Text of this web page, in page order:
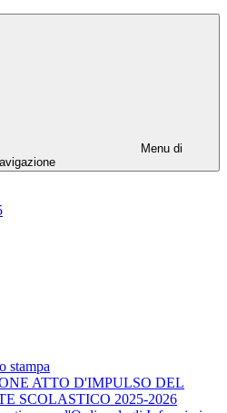
Menu di
stampa
ATTO D'IMPULSO DEL
SCOLASTICO 2025-2026